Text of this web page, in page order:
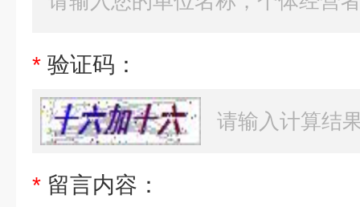
* 验证码：
* 留言内容：